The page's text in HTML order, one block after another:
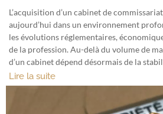
L’acquisition d’un cabinet de
aujourd’hui dans un environnement
les évolutions réglementaires,
de la profession. Au-delà du volume de
d’un cabinet dépend désormais de la
Lire la suite